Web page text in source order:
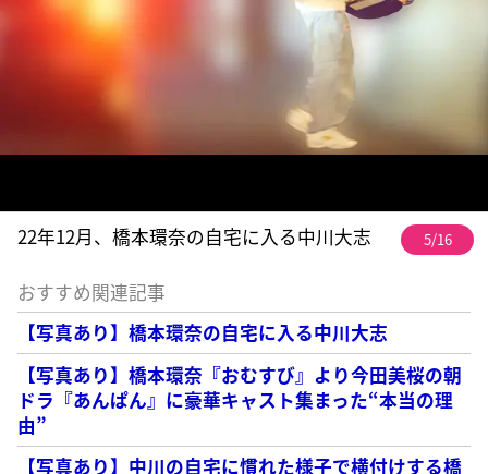
22年12月、橋本環奈の自宅に入る中川大志 5/16
おすすめ関連記事
【写真あり】橋本環奈の自宅に入る中川大志
【写真あり】橋本環奈『おむすび』より今田美桜の朝
ドラ『あんぱん』に豪華キャスト集まった“本当の理
由”
【写真あり】中川の自宅に慣れた様子で横付けする橋